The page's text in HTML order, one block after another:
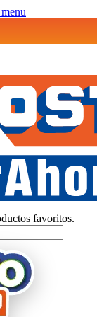
favoritos.